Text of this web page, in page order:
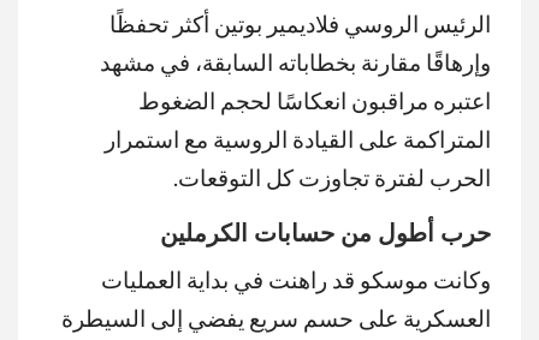
الرئيس الروسي فلاديمير بوتين أكثر تحفظًا
وإرهاقًا مقارنة بخطاباته السابقة، في مشهد
اعتبره مراقبون انعكاسًا لحجم الضغوط
المتراكمة على القيادة الروسية مع استمرار
الحرب لفترة تجاوزت كل التوقعات.
حرب أطول من حسابات الكرملين
وكانت موسكو قد راهنت في بداية العمليات
العسكرية على حسم سريع يفضي إلى السيطرة